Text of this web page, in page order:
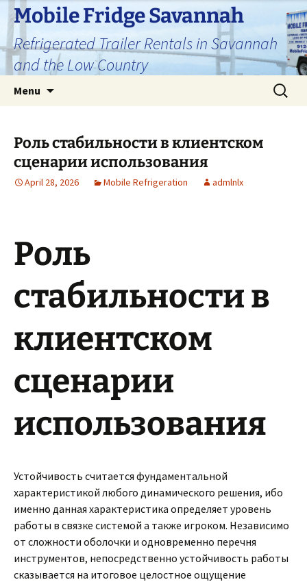
Skip
content
Mobile Fridge Savannah
Refrigerated Trailer Rentals in Savannah
and the Low Country
Menu
Search
for:
Роль стабильности в клиентском
сценарии использования
April 28, 2026 Mobile Refrigeration admlnlx
Роль
стабильности в
клиентском
сценарии
использования
Устойчивость считается фундаментальной
характеристикой любого динамического решения, ибо
именно данная характеристика определяет уровень
работы в связке системой а также игроком. Независимо
от сложности оболочки и одновременно перечня
инструментов, непосредственно устойчивость работы
сказывается на итоговое целостное ощущение